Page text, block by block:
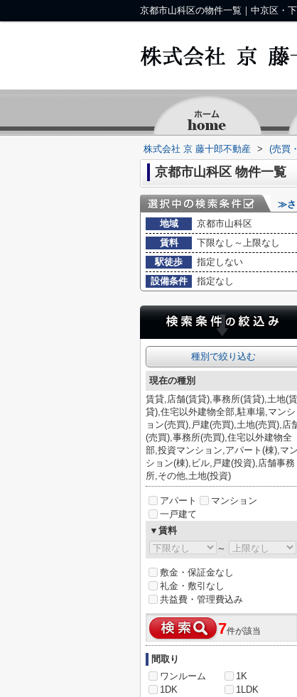
株式会社 京 藤十郎不動産 > (売買
京都市山科区 物件一覧
≫さ
地域
京都市山科区
賃料
下限なし～上限なし
駅徒歩
指定しない
設備条件
指定なし
種別で絞り込む
現在の種別
賃貸,店舗(賃貸),事務所(賃貸),土地(賃
貸),住宅以外建物全部,駐車場,マンシ
ョン(売買),戸建(売買),土地(売買),店
(売買),事務所(売買),住宅以外建物全
部,投資マンション,アパート(棟),マン
ション(棟),ビル,戸建(投資),店舗事務
所,その他,土地(投資)
アパート
マンション
一戸建て
▼賃料
～
敷金・保証金なし
礼金・敷引なし
共益費・管理費込み
7件が該当
間取り
ワンルーム
1K
1DK
1LDK